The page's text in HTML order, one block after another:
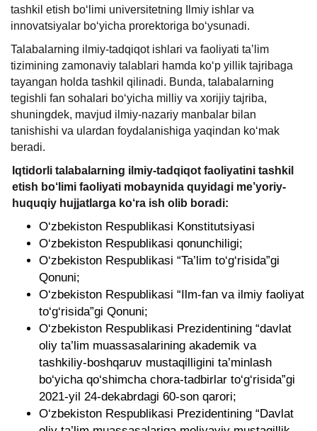
tashkil etish bo‘limi universitetning Ilmiy ishlar va
innovatsiyalar bo‘yicha prorektoriga bo‘ysunadi.
Talabalarning ilmiy-tadqiqot ishlari va faoliyati ta’lim
tizimining zamonaviy talablari hamda ko‘p yillik tajribaga
tayangan holda tashkil qilinadi. Bunda, talabalarning
tegishli fan sohalari bo‘yicha milliy va xorijiy tajriba,
shuningdek, mavjud ilmiy-nazariy manbalar bilan
tanishishi va ulardan foydalanishiga yaqindan ko‘mak
beradi.
Iqtidorli talabalarning ilmiy-tadqiqot faoliyatini tashkil
etish bo‘limi faoliyati mobaynida quyidagi me’yoriy-
huquqiy hujjatlarga ko‘ra ish olib boradi:
O‘zbekiston Respublikasi Konstitutsiyasi
O‘zbekiston Respublikasi qonunchiligi;
O‘zbekiston Respublikasi “Ta’lim to‘g‘risida”gi
Qonuni;
O‘zbekiston Respublikasi “Ilm-fan va ilmiy faoliyat
to‘g‘risida”gi Qonuni;
O‘zbekiston Respublikasi Prezidentining “davlat
oliy ta’lim muassasalarining akademik va
tashkiliy-boshqaruv mustaqilligini ta’minlash
bo‘yicha qo‘shimcha chora-tadbirlar to‘g‘risida”gi
2021-yil 24-dekabrdagi 60-son qarori;
O‘zbekiston Respublikasi Prezidentining “Davlat